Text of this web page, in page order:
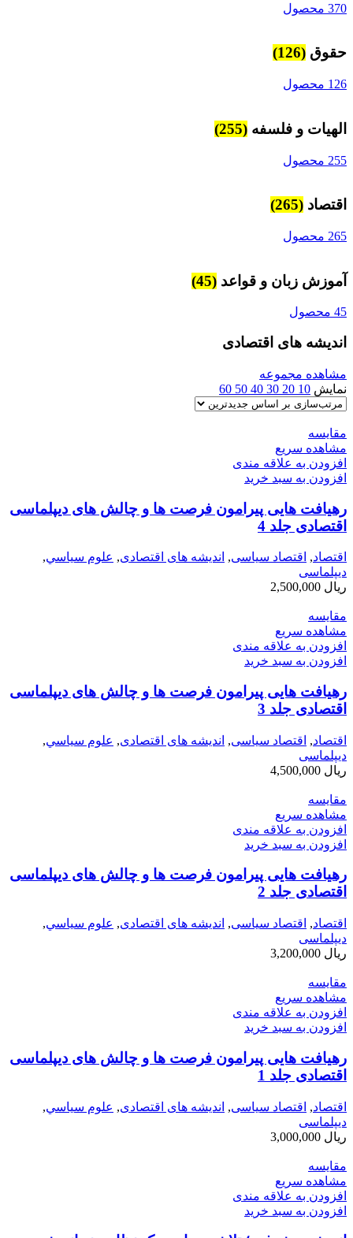
370 محصول
حقوق (126)
126 محصول
الهیات و فلسفه (255)
255 محصول
اقتصاد (265)
265 محصول
آموزش زبان و قواعد (45)
45 محصول
اندیشه های اقتصادی
مشاهده مجموعه
نمایش 10
20
30
40
50
60
مقایسه
مشاهده سریع
افزودن به علاقه مندی
افزودن به سبد خرید
رهیافت هایی پیرامون فرصت ها و چالش های دیپلماسی
اقتصادی جلد 4
اقتصاد, اقتصاد سیاسی, اندیشه های اقتصادی, علوم سياسي,
دیپلماسی
ریال
مقایسه
مشاهده سریع
افزودن به علاقه مندی
افزودن به سبد خرید
رهیافت هایی پیرامون فرصت ها و چالش های دیپلماسی
اقتصادی جلد 3
اقتصاد, اقتصاد سیاسی, اندیشه های اقتصادی, علوم سياسي,
دیپلماسی
ریال
مقایسه
مشاهده سریع
افزودن به علاقه مندی
افزودن به سبد خرید
رهیافت هایی پیرامون فرصت ها و چالش های دیپلماسی
اقتصادی جلد 2
اقتصاد, اقتصاد سیاسی, اندیشه های اقتصادی, علوم سياسي,
دیپلماسی
ریال
مقایسه
مشاهده سریع
افزودن به علاقه مندی
افزودن به سبد خرید
رهیافت هایی پیرامون فرصت ها و چالش های دیپلماسی
اقتصادی جلد 1
اقتصاد, اقتصاد سیاسی, اندیشه های اقتصادی, علوم سياسي,
دیپلماسی
ریال
مقایسه
مشاهده سریع
افزودن به علاقه مندی
افزودن به سبد خرید